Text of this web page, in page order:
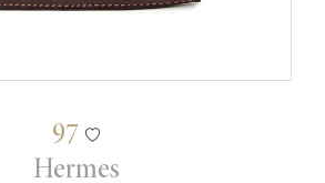
97
Hermes